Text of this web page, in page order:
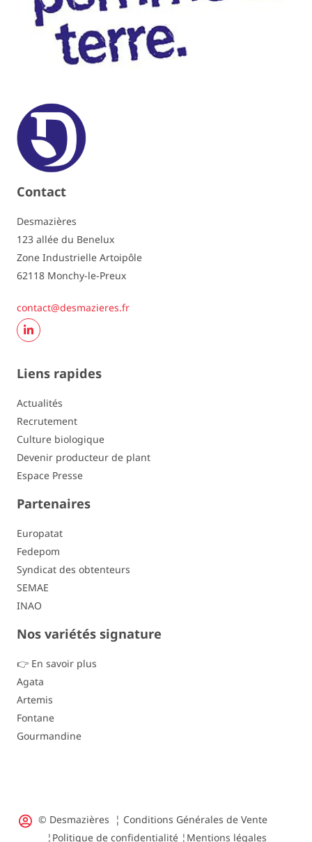
Contact
Desmazières
123 allée du Benelux
Zone Industrielle Artoipôle
62118 Monchy-le-Preux
contact@desmazieres.fr
Liens rapides
Actualités
Recrutement
Culture biologique
Devenir producteur de plant
Espace Presse
Partenaires
Europatat
Fedepom
Syndicat des obtenteurs
SEMAE
INAO
Nos variétés signature
👉 En savoir plus
Agata
Artemis
Fontane
Gourmandine
© Desmazières ¦ Conditions Générales de Vente
¦ Politique de confidentialité ¦ Mentions légales